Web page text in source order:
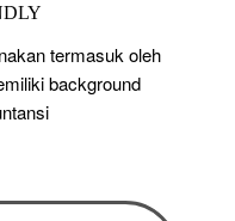
termasuk oleh
background